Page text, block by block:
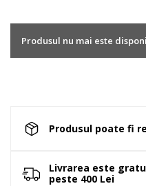
Produsul nu mai este
Produsul poate fi
Livrarea este
peste 400 Lei